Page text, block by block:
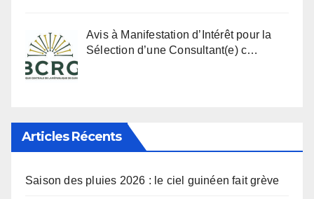
Avis à Manifestation d’Intérêt pour la
Sélection d’une Consultant(e) c…
Articles Récents
Saison des pluies 2026 : le ciel guinéen fait grève